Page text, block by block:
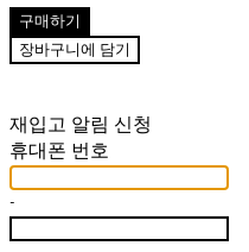
구매하기
장바구니에 담기
재입고 알림 신청
휴대폰 번호
-